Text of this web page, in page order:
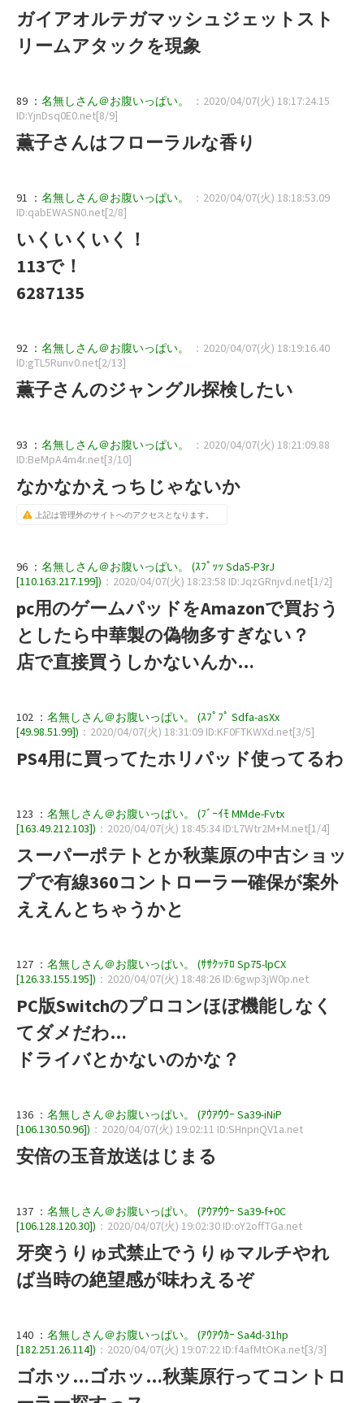
ガイアオルテガマッシュジェットスト
リームアタックを現象
89 ： 名無しさん＠お腹いっぱい。
：2020/04/07(火) 18:17:24.15
ID:YjnDsq0E0.net[8/9]
薫子さんはフローラルな香り
91 ： 名無しさん＠お腹いっぱい。
：2020/04/07(火) 18:18:53.09
ID:qabEWASN0.net[2/8]
いくいくいく！
113で！
6287135
92 ： 名無しさん＠お腹いっぱい。
：2020/04/07(火) 18:19:16.40
ID:gTL5Runv0.net[2/13]
薫子さんのジャングル探検したい
93 ： 名無しさん＠お腹いっぱい。
：2020/04/07(火) 18:21:09.88
ID:BeMpA4m4r.net[3/10]
なかなかえっちじゃないか
上記は管理外のサイトへのアクセスとなります。
96 ： 名無しさん＠お腹いっぱい。 (ｽﾌﾟｯｯ Sda5-P3rJ
[110.163.217.199]) ：2020/04/07(火) 18:23:58 ID:JqzGRnjvd.net[1/2]
pc用のゲームパッドをAmazonで買おう
としたら中華製の偽物多すぎない？
店で直接買うしかないんか…
102 ： 名無しさん＠お腹いっぱい。 (ｽﾌﾟﾌﾟ Sdfa-asXx
[49.98.51.99]) ：2020/04/07(火) 18:31:09 ID:KF0FTKWXd.net[3/5]
PS4用に買ってたホリパッド使ってるわ
123 ： 名無しさん＠お腹いっぱい。 (ﾌﾞｰｲﾓ MMde-Fvtx
[163.49.212.103]) ：2020/04/07(火) 18:45:34 ID:L7Wtr2M+M.net[1/4]
スーパーポテトとか秋葉原の中古ショッ
プで有線360コントローラー確保が案外
ええんとちゃうかと
127 ： 名無しさん＠お腹いっぱい。 (ｻｻｸｯﾃﾛ Sp75-lpCX
[126.33.155.195]) ：2020/04/07(火) 18:48:26 ID:6gwp3jW0p.net
PC版Switchのプロコンほぼ機能しなく
てダメだわ…
ドライバとかないのかな？
136 ： 名無しさん＠お腹いっぱい。 (ｱｳｱｳｳｰ Sa39-iNiP
[106.130.50.96]) ：2020/04/07(火) 19:02:11 ID:SHnpnQV1a.net
安倍の玉音放送はじまる
137 ： 名無しさん＠お腹いっぱい。 (ｱｳｱｳｳｰ Sa39-f+0C
[106.128.120.30]) ：2020/04/07(火) 19:02:30 ID:oY2offTGa.net
牙突うりゅ式禁止でうりゅマルチやれ
ば当時の絶望感が味わえるぞ
140 ： 名無しさん＠お腹いっぱい。 (ｱｳｱｳｶｰ Sa4d-31hp
[182.251.26.114]) ：2020/04/07(火) 19:07:22 ID:f4afMtOKa.net[3/3]
ゴホッ…ゴホッ…秋葉原行ってコントロ